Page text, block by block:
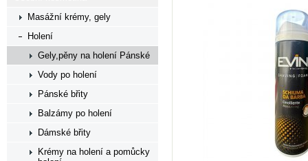
Masážní krémy, gely
Holení
Gely,pěny na holení Pánské
Vody po holení
Pánské břity
Balzámy po holení
Dámské břity
Krémy na holení a pomůcky